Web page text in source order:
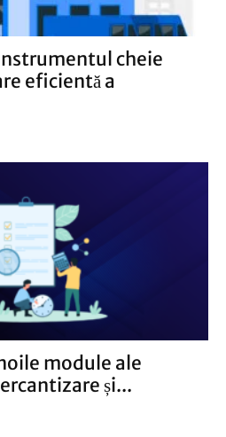
cheie
eficientă a
module ale
și...